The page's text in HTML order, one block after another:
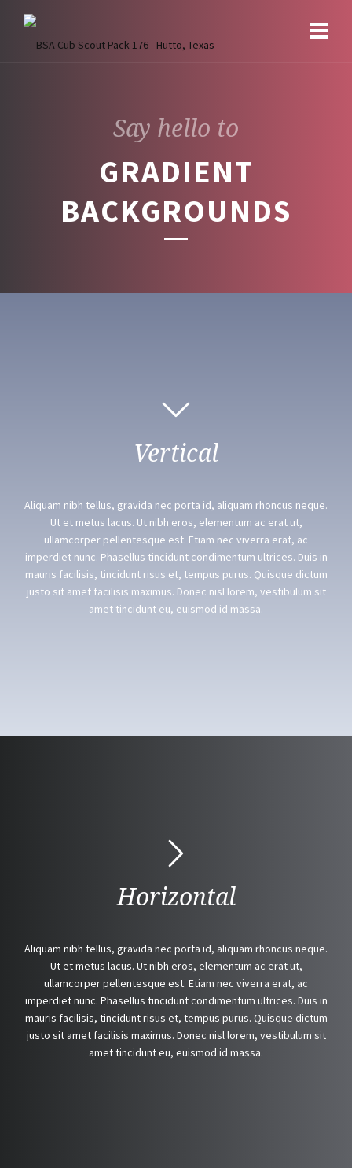
Say hello to
GRADIENT
BACKGROUNDS
Vertical
Aliquam nibh tellus, gravida nec porta id, aliquam rhoncus neque.
Ut et metus lacus. Ut nibh eros, elementum ac erat ut,
ullamcorper pellentesque est. Etiam nec viverra erat, ac
imperdiet nunc. Phasellus tincidunt condimentum ultrices. Duis in
mauris facilisis, tincidunt risus et, tempus purus. Quisque dictum
justo sit amet facilisis maximus. Donec nisl lorem, vestibulum sit
amet tincidunt eu, euismod id massa.
Horizontal
Aliquam nibh tellus, gravida nec porta id, aliquam rhoncus neque.
Ut et metus lacus. Ut nibh eros, elementum ac erat ut,
ullamcorper pellentesque est. Etiam nec viverra erat, ac
imperdiet nunc. Phasellus tincidunt condimentum ultrices. Duis in
mauris facilisis, tincidunt risus et, tempus purus. Quisque dictum
justo sit amet facilisis maximus. Donec nisl lorem, vestibulum sit
amet tincidunt eu, euismod id massa.